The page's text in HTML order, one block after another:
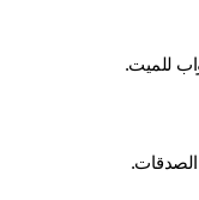
للميت.
الصدقات.